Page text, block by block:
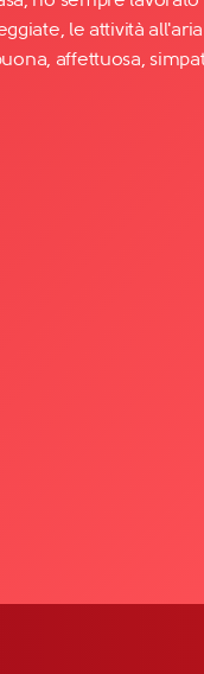
le attività
affettuosa,